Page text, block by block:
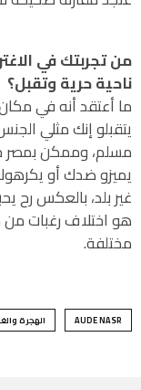
من تجربتك في
ناحية حرية وتقبل؟
ما أعتقد أنه في
يتقبلو إنك مثلي
مسلم، وممكن بمصر
يميزو ضدك أو
غير بلد، بالعكس رح
هو اختلاف رغبات من
مختلفة.
AUDE NASR الهجرة